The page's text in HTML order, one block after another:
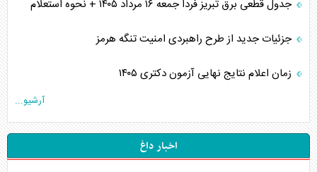
جدول قطعی برق تبریز فردا جمعه ۱۶ مرداد ۱۴۰۵ + نحوه استعلام
جزئیات جدید از طرح راهبردی امنیت تنگه هرمز
زمان اعلام نتایج نهایی آزمون دکتری ۱۴۰۵
آرشیو...
اخبار داغ